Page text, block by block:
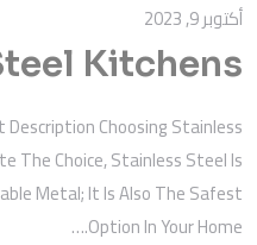
أكتوبر 9, 2023
Kitchens
Choosing Stainless
The Choice, Stainless Steel Is
Metal; It Is Also The Safest
Option In Your Home.…